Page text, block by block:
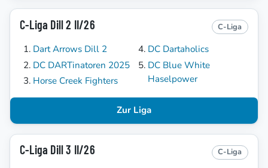
C-Liga Dill 2 II/26 C-Liga
Dart Arrows Dill 2
DC DARTinatoren 2025
Horse Creek Fighters
DC Dartaholics
DC Blue White
Haselpower
Zur Liga
C-Liga Dill 3 II/26 C-Liga